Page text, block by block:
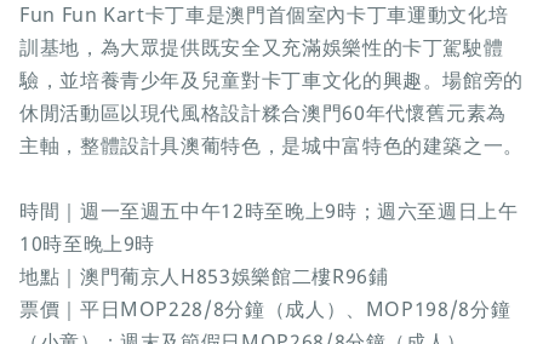
Fun Fun Kart卡丁車是澳門首個室內卡丁車運動文化培
訓基地，為大眾提供既安全又充滿娛樂性的卡丁駕駛體
驗，並培養青少年及兒童對卡丁車文化的興趣。場館旁的
休閒活動區以現代風格設計糅合澳門60年代懷舊元素為
主軸，整體設計具澳葡特色，是城中富特色的建築之一。
時間｜週一至週五中午12時至晚上9時；週六至週日上午
10時至晚上9時
地點｜澳門葡京人H853娛樂館二樓R96鋪
票價｜平日MOP228/8分鐘（成人）、MOP198/8分鐘